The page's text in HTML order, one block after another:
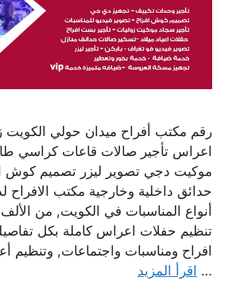
رقم مكتب أفراح ميدان حولي الكويت
اعراس تأجير صالات قاعات كراسي
موكيت دجي تصوير ليزر تصميم كوش
حدائق داخلية وخارجية مكتب الافراح
أنواع المناسبات في الكويت, من الألف
تنظيم حفلات اعراس كاملة بكل
افراح ومناسبات واجتماعات, وتنظيم
… اقرأ المزيد